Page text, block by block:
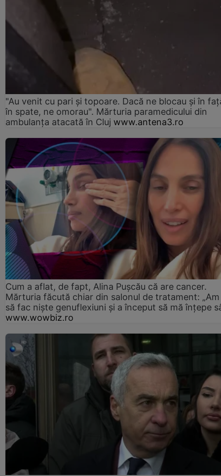
"Au venit cu pari și topoare. Dacă ne blocau şi în
în spate, ne omorau". Mărturia paramedicului din
ambulanţa atacată în Cluj www.antena3.ro
Cum a aflat, de fapt, Alina Pușcău că are cancer.
Mărturia făcută chiar din salonul de tratament:
să fac niște genuflexiuni și a început să mă înțepe
www.wowbiz.ro